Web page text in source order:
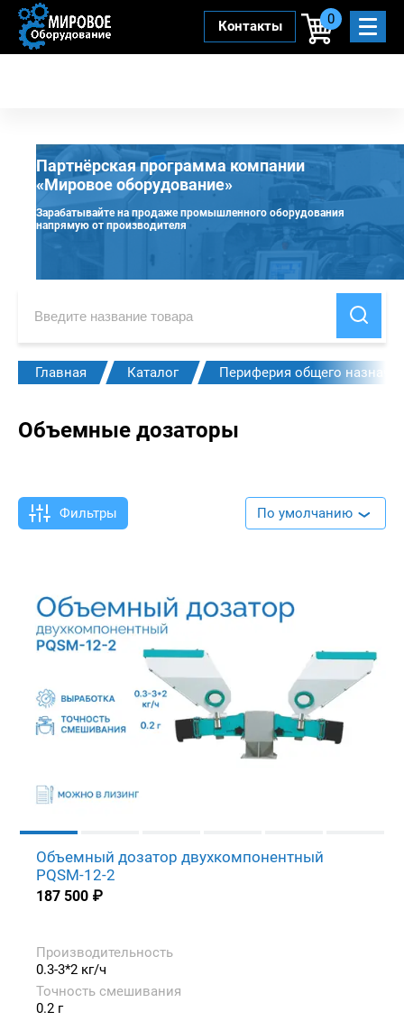
Контакты 0
Партнёрская программа компании
«Мировое оборудование»
Зарабатывайте на продаже промышленного оборудования
напрямую от производителя
Главная Каталог Периферия общего
Объемные дозаторы
Фильтры По умолчанию
Объемный дозатор двухкомпонентный
PQSM-12-2
187 500 ₽
Производительность
0.3-3*2 кг/ч
Точность смешивания
0.2 г